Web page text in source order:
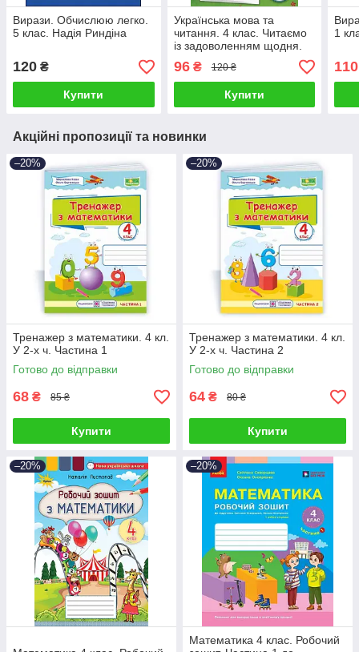
Вирази. Обчислюю легко.
5 клас. Надія Риндіна
120 ₴
Купити
Українська мова та
читання. 4 клас. Читаємо
із задоволенням щодня.
Гайова Л.А
96₴ 120 ₴
Купити
1
Акційні пропозиції та новинки
–20%
Тренажер з математики. 4 кл.
У 2-х ч. Частина 1
Готово до відправки
68 ₴ 85 ₴
Купити
–20%
Тренажер з математики. 4 кл.
У 2-х ч. Частина 2
Готово до відправки
64 ₴ 80 ₴
Купити
–20% –20%
Математика 4 клас. Робочий